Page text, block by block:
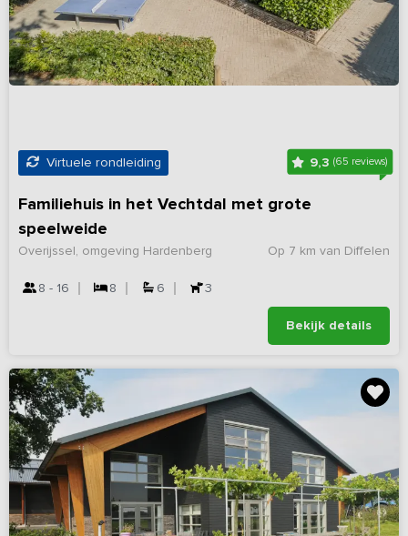
Virtuele rondleiding 9,3 (65 reviews)
Familiehuis in het Vechtdal met grote
speelweide
Op 7 km van Diffelen
Overijssel, omgeving Hardenberg
8 - 16 8 6 3
Bekijk details